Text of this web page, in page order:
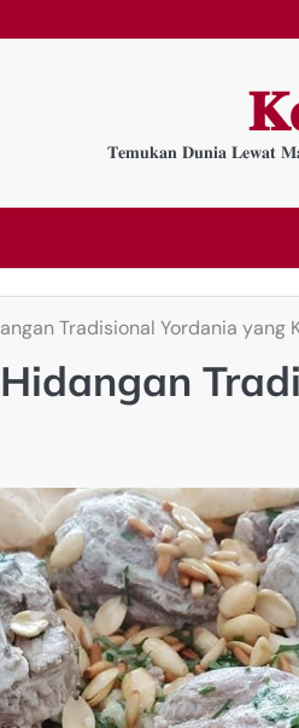
𝐓𝐞𝐦𝐮𝐤𝐚𝐧 𝐃𝐮𝐧𝐢𝐚 𝐋𝐞𝐰𝐚𝐭
Tradisional Yordania yang